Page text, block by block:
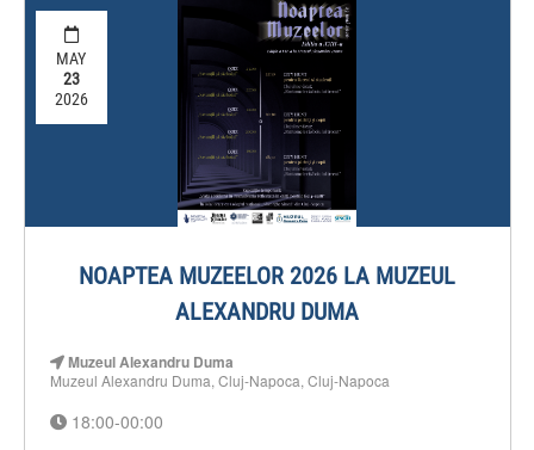
MAY
23
2026
NOAPTEA MUZEELOR 2026 LA MUZEUL
ALEXANDRU DUMA
Muzeul Alexandru Duma
Muzeul Alexandru Duma, Cluj-Napoca, Cluj-Napoca
18:00-00:00